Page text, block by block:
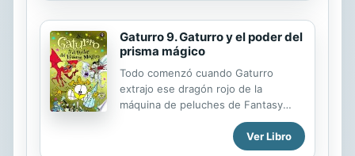
las imágenes y las palabras, cuántos
usos y formas puede tener la lengua.
Gaturro 9. Gaturro y el poder del
prisma mágico
Todo comenzó cuando Gaturro
extrajo ese dragón rojo de la
máquina de peluches de Fantasy
Kingdom, el magnífico parque de
Ver Libro